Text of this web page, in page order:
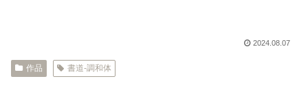
2024.08.07
作品 書道-調和体